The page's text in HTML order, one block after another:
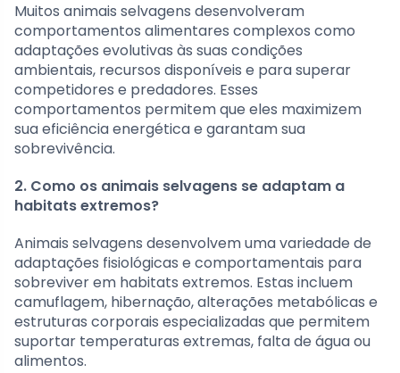
Muitos animais selvagens desenvolveram
comportamentos alimentares complexos como
adaptações evolutivas às suas condições
ambientais, recursos disponíveis e para superar
competidores e predadores. Esses
comportamentos permitem que eles maximizem
sua eficiência energética e garantam sua
sobrevivência.
2. Como os animais selvagens se adaptam a
habitats extremos?
Animais selvagens desenvolvem uma variedade de
adaptações fisiológicas e comportamentais para
sobreviver em habitats extremos. Estas incluem
camuflagem, hibernação, alterações metabólicas e
estruturas corporais especializadas que permitem
suportar temperaturas extremas, falta de água ou
alimentos.